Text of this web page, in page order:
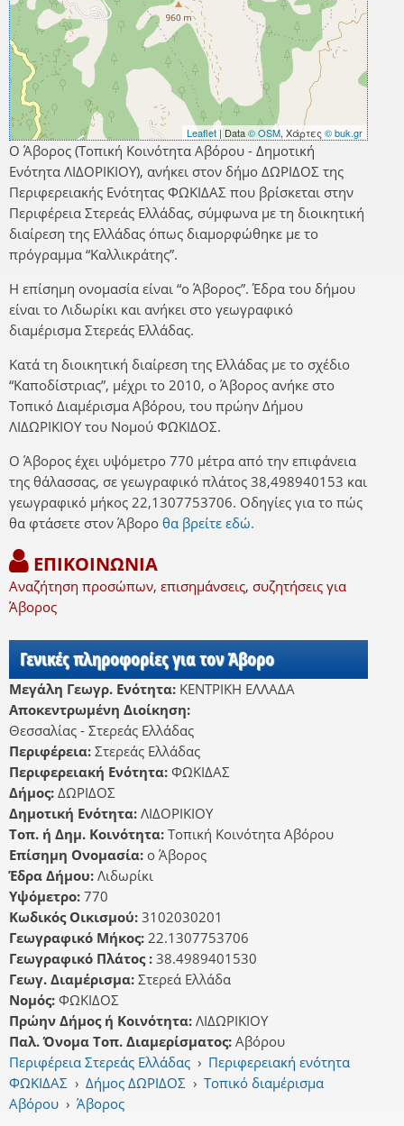
Leaflet| Data© OSM, Χάρτες © buk.gr
Ο Άβορος (Τοπική Κοινότητα Αβόρου - Δημοτική
Ενότητα ΛΙΔΟΡΙΚΙΟΥ), ανήκει στον δήμο ΔΩΡΙΔΟΣ της
Περιφερειακής Ενότητας ΦΩΚΙΔΑΣ που βρίσκεται στην
Περιφέρεια Στερεάς Ελλάδας, σύμφωνα με τη διοικητική
διαίρεση της Ελλάδας όπως διαμορφώθηκε με το
πρόγραμμα “Καλλικράτης”.
Η επίσημη ονομασία είναι “ο Άβορος”. Έδρα του δήμου
είναι το Λιδωρίκι και ανήκει στο γεωγραφικό
διαμέρισμα Στερεάς Ελλάδας.
Κατά τη διοικητική διαίρεση της Ελλάδας με το σχέδιο
“Καποδίστριας”, μέχρι το 2010, ο Άβορος ανήκε στο
Τοπικό Διαμέρισμα Αβόρου, του πρώην Δήμου
ΛΙΔΩΡΙΚΙΟΥ του Νομού ΦΩΚΙΔΟΣ.
Ο Άβορος έχει υψόμετρο 770 μέτρα από την επιφάνεια
της θάλασσας, σε γεωγραφικό πλάτος 38,498940153 και
γεωγραφικό μήκος 22,1307753706. Οδηγίες για το πώς
θα φτάσετε στον Άβορο θα βρείτε εδώ.
ΕΠΙΚΟΙΝΩΝΙΑ
Αναζήτηση προσώπων, επισημάνσεις, συζητήσεις για
Άβορος
Γενικές πληροφορίες για τον Άβορο
Μεγάλη Γεωγρ. Ενότητα: ΚΕΝΤΡΙΚΗ ΕΛΛΑΔΑ
Αποκεντρωμένη Διοίκηση:
Θεσσαλίας - Στερεάς Ελλάδας
Περιφέρεια: Στερεάς Ελλάδας
Περιφερειακή Ενότητα: ΦΩΚΙΔΑΣ
Δήμος: ΔΩΡΙΔΟΣ
Δημοτική Ενότητα: ΛΙΔΟΡΙΚΙΟΥ
Τοπ. ή Δημ. Κοινότητα: Τοπική Κοινότητα Αβόρου
Επίσημη Ονομασία: ο Άβορος
Έδρα Δήμου: Λιδωρίκι
Υψόμετρο: 770
Κωδικός Οικισμού: 3102030201
Γεωγραφικό Μήκος: 22.1307753706
Γεωγραφικό Πλάτος : 38.4989401530
Γεωγ. Διαμέρισμα: Στερεά Ελλάδα
Νομός: ΦΩΚΙΔΟΣ
Πρώην Δήμος ή Κοινότητα: ΛΙΔΩΡΙΚΙΟΥ
Παλ. Όνομα Τοπ. Διαμερίσματος: Αβόρου
Περιφέρεια Στερεάς Ελλάδας › Περιφερειακή ενότητα
ΦΩΚΙΔΑΣ › Δήμος ΔΩΡΙΔΟΣ › Τοπικό διαμέρισμα
Αβόρου › Άβορος